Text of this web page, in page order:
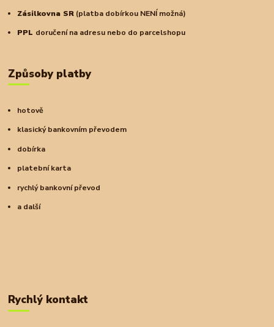
Zásilkovna SR (platba dobírkou NENÍ možná)
PPL doručení na adresu nebo do parcelshopu
Způsoby platby
hotově
klasický bankovním převodem
dobírka
platební karta
rychlý bankovní převod
a další
Rychlý kontakt